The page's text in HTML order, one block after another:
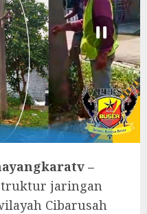
–
jaringan
Cibarusah